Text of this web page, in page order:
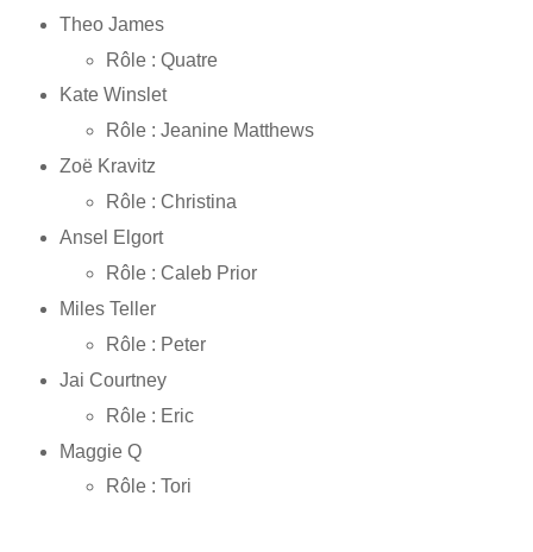
Theo James
Rôle : Quatre
Kate Winslet
Rôle : Jeanine Matthews
Zoë Kravitz
Rôle : Christina
Ansel Elgort
Rôle : Caleb Prior
Miles Teller
Rôle : Peter
Jai Courtney
Rôle : Eric
Maggie Q
Rôle : Tori